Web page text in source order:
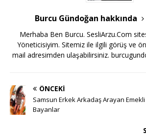
Burcu Gündoğan hakkında
Merhaba Ben Burcu. SesliArzu.Com
Yöneticisiyim. Sitemiz ile ilgili görüş ve
mail adresimden ulaşabilirsiniz.
ÖNCEKI
Samsun Erkek Arkadaş Arayan Emekli
Bayanlar